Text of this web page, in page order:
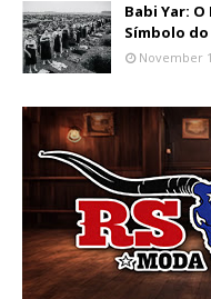
Babi Yar:
Símbolo
November